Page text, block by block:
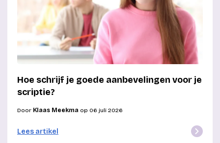
Hoe schrijf je goede aanbevelingen voor je
scriptie?
Door Klaas Meekma op 06 juli 2026
Lees artikel